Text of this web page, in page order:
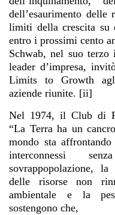
dell’esaurimento delle
limiti della crescita su
entro i prossimi cento
Schwab, nel suo
leader d’impresa,
Limits to Growth
aziende riunite. [ii]
Nel 1974, il Club di
“La Terra ha un
mondo sta
interconnessi
sovrappopolazione,
delle risorse non
ambientale e la
sostengono che,